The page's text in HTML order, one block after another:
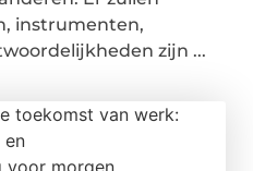
instrumenten,
zijn ...